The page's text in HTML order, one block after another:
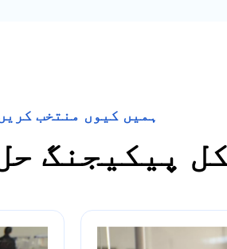
ہمیں کیوں منتخب
پیکیجنگ